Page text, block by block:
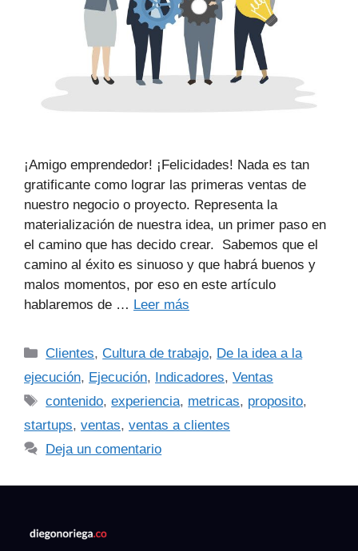
¡Amigo emprendedor! ¡Felicidades! Nada es tan
gratificante como lograr las primeras ventas de
nuestro negocio o proyecto. Representa la
materialización de nuestra idea, un primer paso en
el camino que has decido crear. Sabemos que el
camino al éxito es sinuoso y que habrá buenos y
malos momentos, por eso en este artículo
hablaremos de … Leer más
Clientes,Cultura de trabajo, De la idea a la
ejecución, Ejecución, Indicadores, Ventas
contenido,experiencia, metricas, proposito,
startups, ventas, ventas a clientes
Deja un comentario